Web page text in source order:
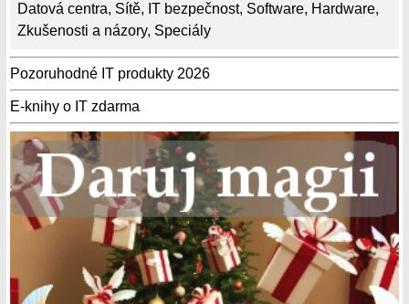
Datová centra, Sítě, IT bezpečnost, Software, Hardware,
Zkušenosti a názory, Speciály
Pozoruhodné IT produkty 2026
E-knihy o IT zdarma